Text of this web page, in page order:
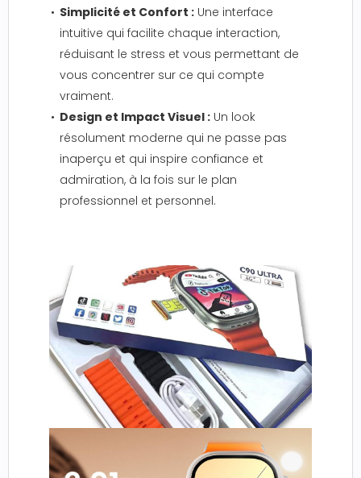
Simplicité et Confort : Une interface
intuitive qui facilite chaque interaction,
réduisant le stress et vous permettant de
vous concentrer sur ce qui compte
vraiment.
Design et Impact Visuel : Un look
résolument moderne qui ne passe pas
inaperçu et qui inspire confiance et
admiration, à la fois sur le plan
professionnel et personnel.